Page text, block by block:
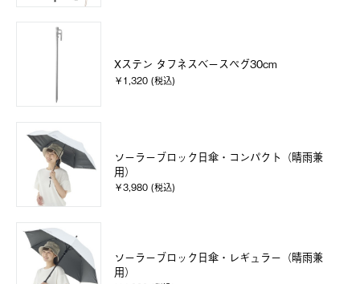
Xステン タフネスベースペグ30cm
￥1,320 (税込)
ソーラーブロック日傘・コンパクト（晴雨兼
用）
￥3,980 (税込)
ソーラーブロック日傘・レギュラー（晴雨兼
用）